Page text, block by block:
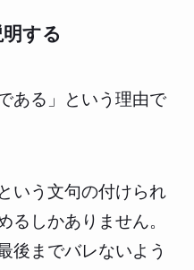
する
ある」という理由で
いう文句の付けられ
るしかありません。
後までバレないよう